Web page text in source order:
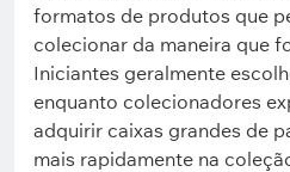
formatos de produtos que
colecionar da maneira que
Iniciantes geralmente
enquanto colecionadores
adquirir caixas grandes de
mais rapidamente na